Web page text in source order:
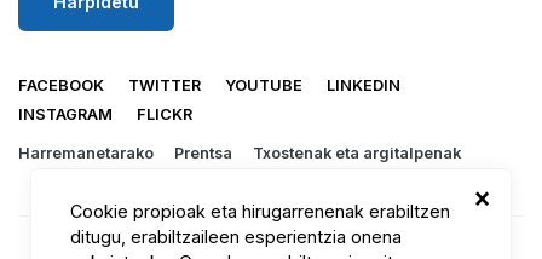
FACEBOOK TWITTER YOUTUBE
LINKEDIN
INSTAGRAM
FLICKR
Harremanetarako Prentsa Txostenak eta argitalpenak
Cookie propioak eta hirugarrenenak erabiltzen
ditugu, erabiltzaileen esperientzia onena
×